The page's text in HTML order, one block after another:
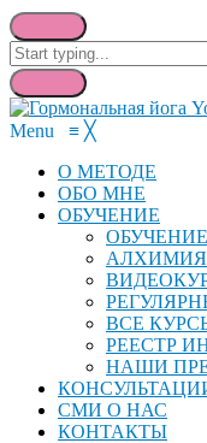
Menu ≡ ╳
О МЕТОДЕ
ОБО МНЕ
ОБУЧЕНИЕ
ВСЕ
РЕЕСТР
НАШИ
СМИ О НАС
КОНТАКТЫ